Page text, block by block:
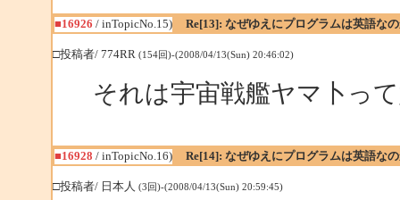
■16926 / inTopicNo.15) Re[13]: なぜゆえにプログラムは英語な
□投稿者/ 774RR (154回)-(2008/04/13(Sun) 20:46:02)
それは宇宙戦艦ヤマ卜っ
■16928 / inTopicNo.16) Re[14]: なぜゆえにプログラムは英語な
□投稿者/ 日本人 (3回)-(2008/04/13(Sun) 20:59:45)